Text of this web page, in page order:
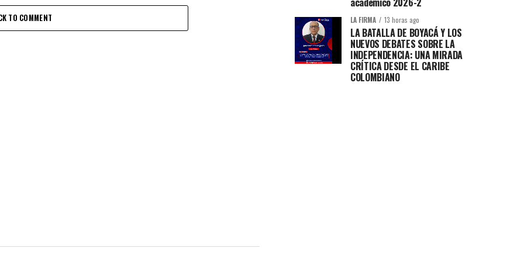
TO COMMENT LA FIRMA 13 horas ago
LA BATALLA DE BOYACÁ Y LOS
NUEVOS DEBATES SOBRE LA
INDEPENDENCIA: UNA MIRADA
CRÍTICA DESDE EL CARIBE
COLOMBIANO